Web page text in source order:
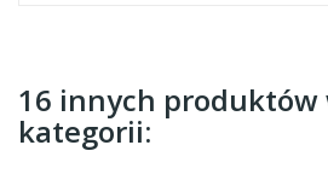
16 innych produktów
kategorii: